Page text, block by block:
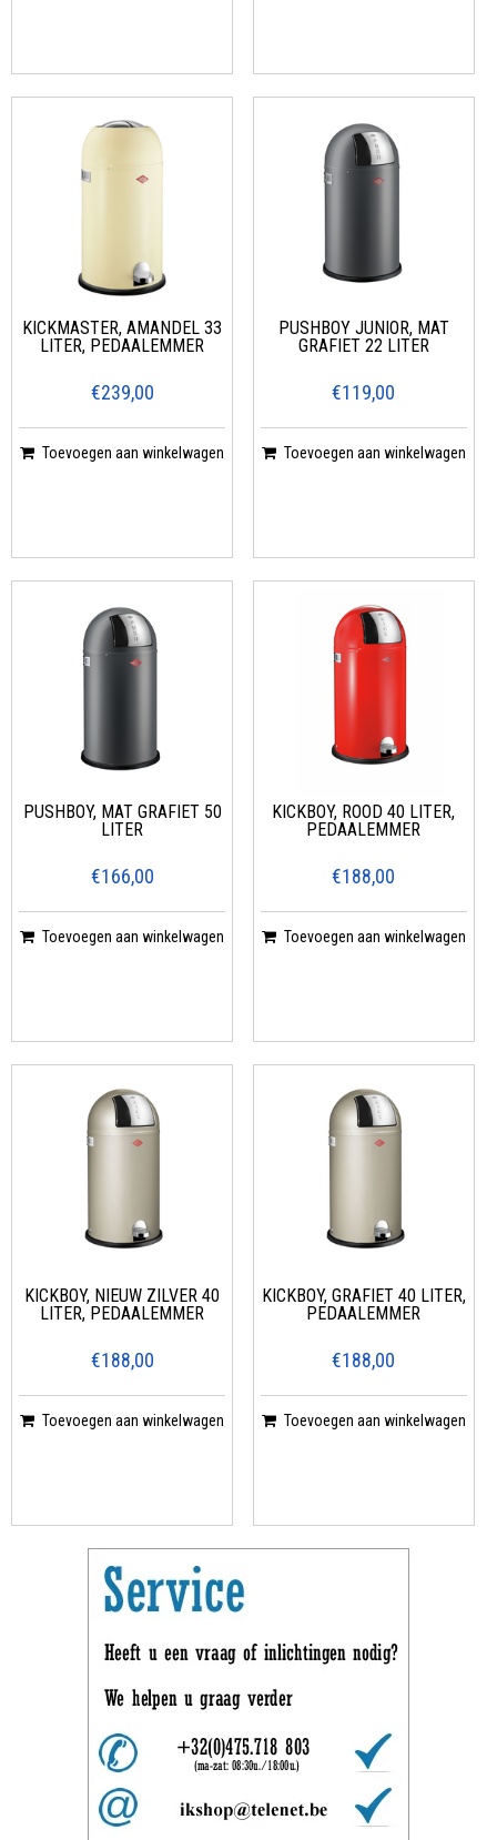
KICKMASTER, AMANDEL 33
LITER, PEDAALEMMER
€239,00
Toevoegen aan winkelwagen
PUSHBOY JUNIOR, MAT
GRAFIET 22 LITER
€119,00
Toevoegen aan winkelwagen
PUSHBOY, MAT GRAFIET 50
LITER
€166,00
Toevoegen aan winkelwagen
KICKBOY, ROOD 40 LITER,
PEDAALEMMER
€188,00
Toevoegen aan winkelwagen
KICKBOY, NIEUW ZILVER 40
LITER, PEDAALEMMER
€188,00
Toevoegen aan winkelwagen
KICKBOY, GRAFIET 40 LITER,
PEDAALEMMER
€188,00
Toevoegen aan winkelwagen